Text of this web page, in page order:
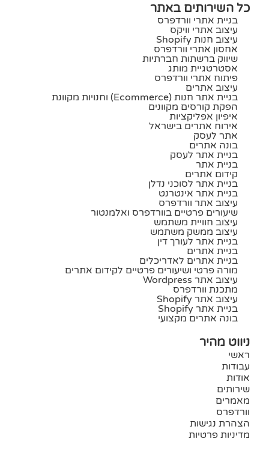
כל השירותים באתר
בניית אתרי וורדפרס
עיצוב אתרי וויקס
עיצוב חנות Shopify
אחסון אתרי וורדפרס
שיווק ברשתות חברתיות
אסטרטגיית מותג
פיתוח אתרי וורדפרס
עיצוב אתרים
בניית אתר חנות (ecommerce) וחנויות מקוונת
הפקת קורסים מקוונים
איפיון אפליקציות
אירוח אתרים בישראל
אתר לעסק
בונה אתרים
בניית אתר לעסק
בניית אתר
קידום אתרים
בניית אתר לסוכני נדלן
בניית אתר אינטרנט
עיצוב אתר וורדפרס
שיעורים פרטיים בוורדפרס ואלמנטור
עיצוב חוויית משתמש
עיצוב ממשק משתמש
בניית אתר לעורך דין
בניית אתרים
בניית אתרים לאדריכלים
מורה פרטי ושיעורים פרטיים לקידום אתרים
עיצוב אתר Wordpress
מתכנת וורדפרס
עיצוב אתר Shopify
בניית אתר Shopify
בונה אתרים מקצועי
ניווט מהיר
ראשי
עבודות
אודות
שירותים
מאמרים
וורדפרס
הצהרת נגישות
מדיניות פרטיות